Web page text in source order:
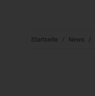
Startseite News